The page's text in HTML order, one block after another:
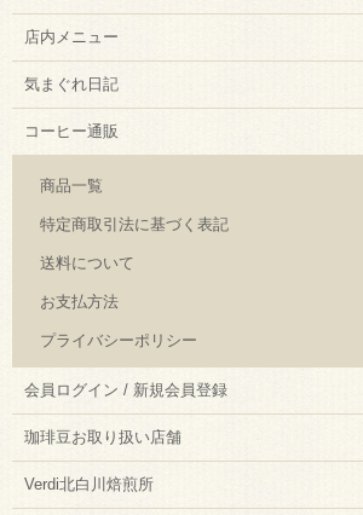
店内メニュー
気まぐれ日記
コーヒー通販
商品一覧
特定商取引法に基づく表記
送料について
お支払方法
プライバシーポリシー
会員ログイン / 新規会員登録
珈琲豆お取り扱い店舗
Verdi北白川焙煎所